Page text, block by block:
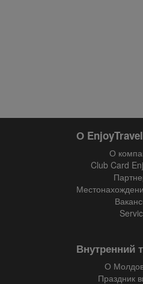
О EnjoyTravel
О
Club Card
Внутренний
О
Праздник